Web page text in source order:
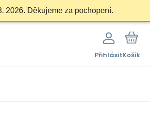
2026. Děkujeme za pochopení.
PřihlásitKošík